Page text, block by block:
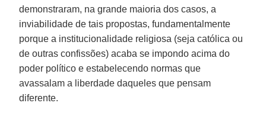
demonstraram, na grande maioria dos casos, a
inviabilidade de tais propostas, fundamentalmente
porque a institucionalidade religiosa (seja católica ou
de outras confissões) acaba se impondo acima do
poder político e estabelecendo normas que
avassalam a liberdade daqueles que pensam
diferente.